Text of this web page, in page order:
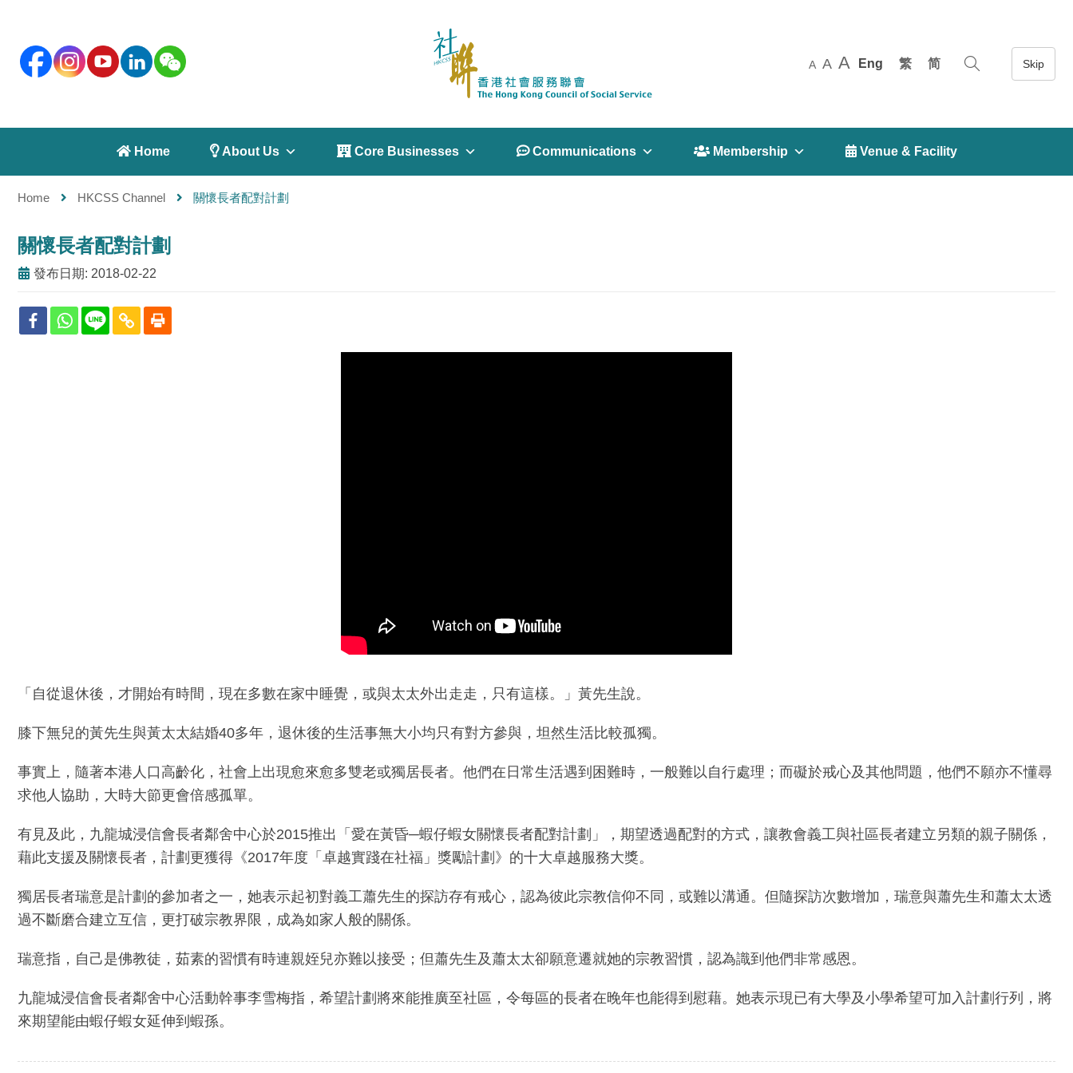
A A A Eng 繁 简
 Home  About Us  Core Businesses  Communications  Membership  Venue & Facility
Home HKCSS Channel 關懷長者配對計劃
關懷長者配對計劃
發布日期: 2018-02-22
「自從退休後，才開始有時間，現在多數在家中睡覺，或與太太外出走走，只有這樣。」黃先生說。
膝下無兒的黃先生與黃太太結婚40多年，退休後的生活事無大小均只有對方參與，坦然生活比較孤獨。
事實上，隨著本港人口高齡化，社會上出現愈來愈多雙老或獨居長者。他們在日常生活遇到困難時，一般難以自行處理；而礙於戒心及其他問題，他們不願亦不懂尋
求他人協助，大時大節更會倍感孤單。
有見及此，九龍城浸信會長者鄰舍中心於2015推出「愛在黃昏─蝦仔蝦女關懷長者配對計劃」，期望透過配對的方式，讓教會義工與社區長者建立另類的親子關係，
藉此支援及關懷長者，計劃更獲得《2017年度「卓越實踐在社福」獎勵計劃》的十大卓越服務大獎。
獨居長者瑞意是計劃的參加者之一，她表示起初對義工蕭先生的探訪存有戒心，認為彼此宗教信仰不同，或難以溝通。但隨探訪次數增加，瑞意與蕭先生和蕭太太透
過不斷磨合建立互信，更打破宗教界限，成為如家人般的關係。
瑞意指，自己是佛教徒，茹素的習慣有時連親姪兒亦難以接受；但蕭先生及蕭太太卻願意遷就她的宗教習慣，認為識到他們非常感恩。
九龍城浸信會長者鄰舍中心活動幹事李雪梅指，希望計劃將來能推廣至社區，令每區的長者在晚年也能得到慰藉。她表示現已有大學及小學希望可加入計劃行列，將
來期望能由蝦仔蝦女延伸到蝦孫。